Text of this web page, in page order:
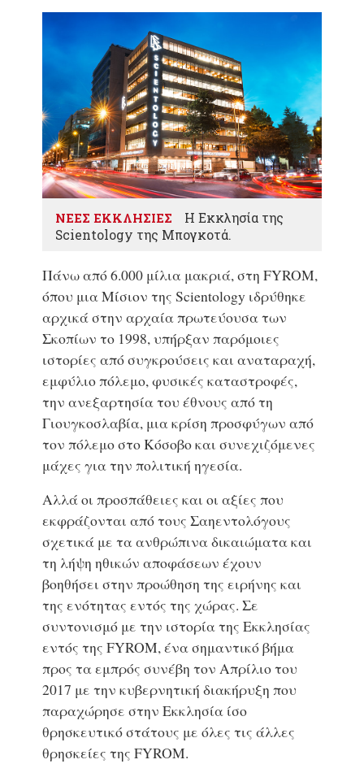
ΝΕΕΣ ΕΚΚΛΗΣΙΕΣ
Η Εκκλησία της
Scientology της Μπογκοτά.
Πάνω από 6.000 μίλια μακριά, στη FYROM,
όπου μια Μίσιον της Scientology ιδρύθηκε
αρχικά στην αρχαία πρωτεύουσα των
Σκοπίων το 1998, υπήρξαν παρόμοιες
ιστορίες από συγκρούσεις και αναταραχή,
εμφύλιο πόλεμο, φυσικές καταστροφές,
την ανεξαρτησία του έθνους από τη
Γιουγκοσλαβία, μια κρίση προσφύγων από
τον πόλεμο στο Κόσοβο και συνεχιζόμενες
μάχες για την πολιτική ηγεσία.
Αλλά οι προσπάθειες και οι αξίες που
εκφράζονται από τους Σαηεντολόγους
σχετικά με τα ανθρώπινα δικαιώματα και
τη λήψη ηθικών αποφάσεων έχουν
βοηθήσει στην προώθηση της ειρήνης και
της ενότητας εντός της χώρας. Σε
συντονισμό με την ιστορία της Εκκλησίας
εντός της FYROM, ένα σημαντικό βήμα
προς τα εμπρός συνέβη τον Απρίλιο του
2017 με την κυβερνητική διακήρυξη που
παραχώρησε στην Εκκλησία ίσο
θρησκευτικό στάτους με όλες τις άλλες
θρησκείες της FYROM.